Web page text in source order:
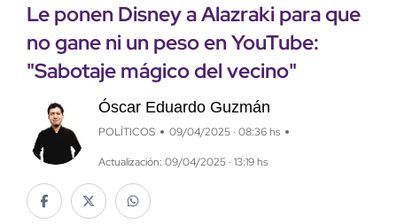
Le ponen Disney a Alazraki para que
no gane ni un peso en YouTube:
"Sabotaje mágico del vecino"
Óscar Eduardo Guzmán
POLÍTICOS 09/04/2025 · 08:36 hs
Actualización: 09/04/2025 · 13:19 hs